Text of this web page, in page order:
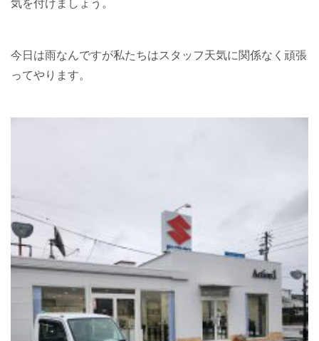
気を付けましょう。
今日は雨なんですが私たちはスタッフ天気に関係なく頑張
ってやります。